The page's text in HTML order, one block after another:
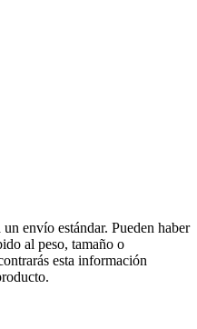
envío estándar. Pueden haber
al peso, tamaño o
esta información